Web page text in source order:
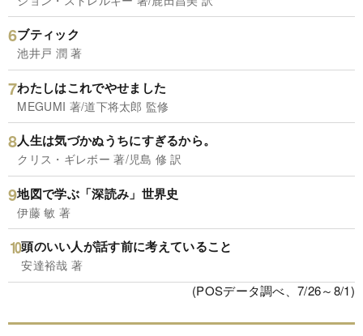
ブティック
池井戸 潤 著
わたしはこれでやせました
MEGUMI 著/道下将太郎 監修
人生は気づかぬうちにすぎるから。
クリス・ギレボー 著/児島 修 訳
地図で学ぶ「深読み」世界史
伊藤 敏 著
頭のいい人が話す前に考えていること
安達裕哉 著
(POSデータ調べ、7/26～8/1)